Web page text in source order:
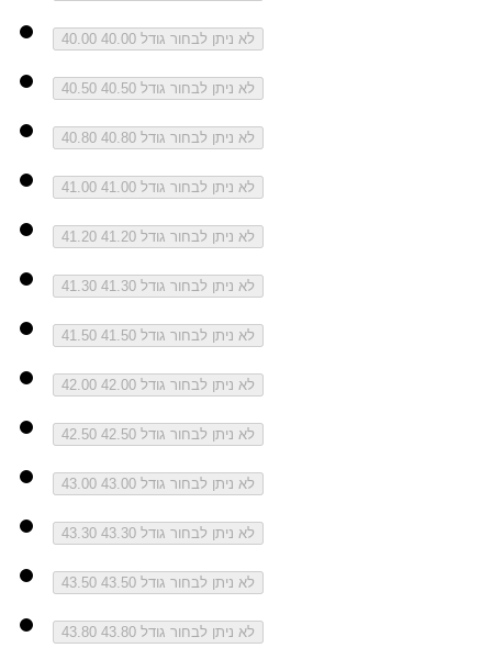
40.00 לא ניתן לבחור גודל 40.00
40.50 לא ניתן לבחור גודל 40.50
40.80 לא ניתן לבחור גודל 40.80
41.00 לא ניתן לבחור גודל 41.00
41.20 לא ניתן לבחור גודל 41.20
41.30 לא ניתן לבחור גודל 41.30
41.50 לא ניתן לבחור גודל 41.50
42.00 לא ניתן לבחור גודל 42.00
42.50 לא ניתן לבחור גודל 42.50
43.00 לא ניתן לבחור גודל 43.00
43.30 לא ניתן לבחור גודל 43.30
43.50 לא ניתן לבחור גודל 43.50
43.80 לא ניתן לבחור גודל 43.80